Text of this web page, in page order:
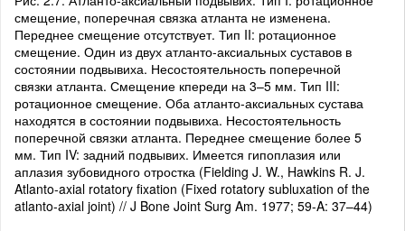
смещение, поперечная связка атланта не изменена.
Переднее смещение отсутствует. Тип II: ротационное
смещение. Один из двух атланто-аксиальных суставов в
состоянии подвывиха. Несостоятельность поперечной
связки атланта. Смещение кпереди на 3–5 мм. Тип III:
ротационное смещение. Оба атланто-аксиальных сустава
находятся в состоянии подвывиха. Несостоятельность
поперечной связки атланта. Переднее смещение более 5
мм. Тип IV: задний подвывих. Имеется гипоплазия или
аплазия зубовидного отростка (Fielding J. W., Hawkins R. J.
Atlanto-axial rotatory fixation (Fixed rotatory subluxation of the
atlanto-axial joint) // J Bone Joint Surg Am. 1977; 59-A: 37–44)